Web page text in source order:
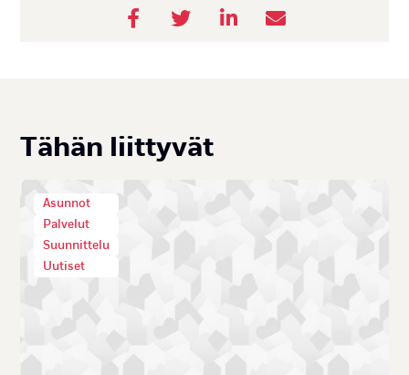
Tä­hän liit­ty­vät
Asunnot
Palvelut
Suunnittelu
Uutiset